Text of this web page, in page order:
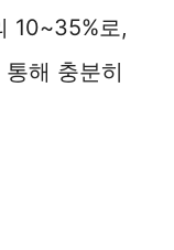
10~35%로,
해 충분히